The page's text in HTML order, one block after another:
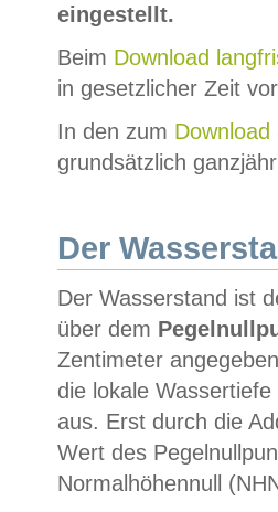
eingestellt.
Beim Download
in gesetzlicher Zeit
In den zum Download
grundsätzlich
Der
Der Wasserstand ist
über dem
Zentimeter
die lokale
aus. Erst durch die
Wert des
Normalhöhennull